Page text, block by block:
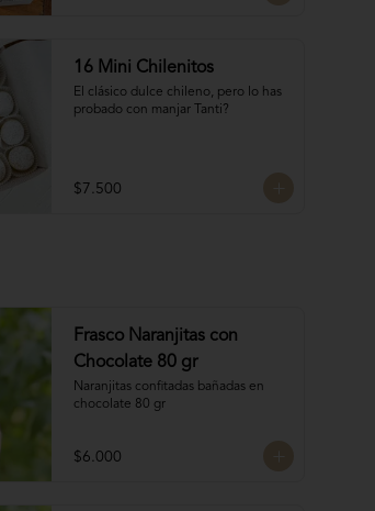
16 Mini Chilenitos
El clásico dulce chileno, pero lo has
probado con manjar Tanti?
$7.500
Frasco Naranjitas con
Chocolate 80 gr
Naranjitas confitadas bañadas en
chocolate 80 gr
$6.000